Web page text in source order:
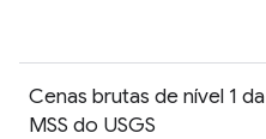
Cenas brutas de nível 1
MSS do USGS